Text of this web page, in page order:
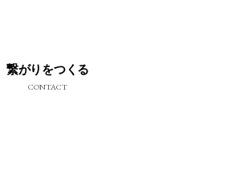
繋がりをつくる
CONTACT